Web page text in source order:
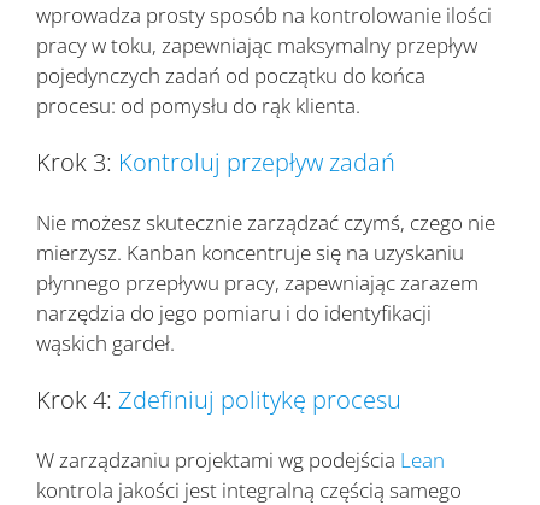
wprowadza prosty sposób na kontrolowanie ilości
pracy w toku, zapewniając maksymalny przepływ
pojedynczych zadań od początku do końca
procesu: od pomysłu do rąk klienta.
Krok 3: Kontroluj przepływ zadań
Nie możesz skutecznie zarządzać czymś, czego nie
mierzysz. Kanban koncentruje się na uzyskaniu
płynnego przepływu pracy, zapewniając zarazem
narzędzia do jego pomiaru i do identyfikacji
wąskich gardeł.
Krok 4: Zdefiniuj politykę procesu
W zarządzaniu projektami wg podejścia Lean
kontrola jakości jest integralną częścią samego